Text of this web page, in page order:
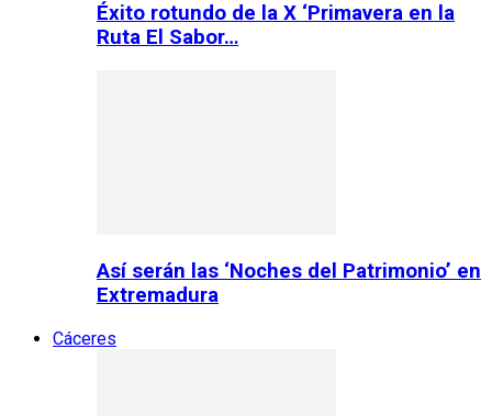
Éxito rotundo de la X ‘Primavera en la
Ruta El Sabor…
Así serán las ‘Noches del Patrimonio’ en
Extremadura
Cáceres